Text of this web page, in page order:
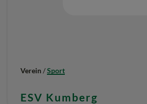
Verein /Sport
ESV Kumberg